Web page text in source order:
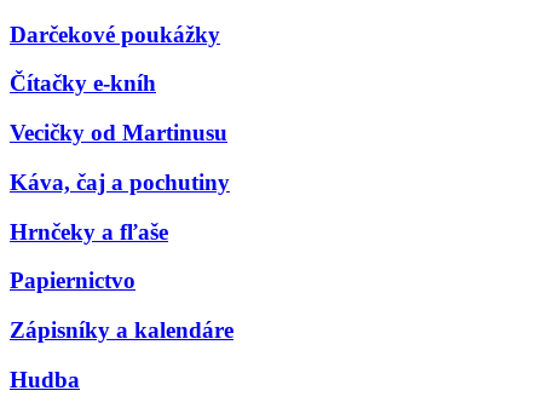
Darčekové poukážky
Čítačky e-kníh
Vecičky od Martinusu
Káva, čaj a pochutiny
Hrnčeky a fľaše
Papiernictvo
Zápisníky a kalendáre
Hudba